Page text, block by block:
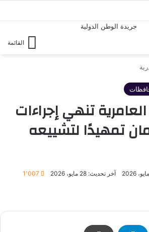
القائمة
تنهي إجراءات
تمهيدًا لتشييعه
آخر تحديث: 28 مايو، 2026 1٬007